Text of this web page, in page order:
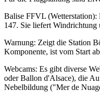
Balise FFVL
147. Sie liefert
Warnung: Zeigt die Station
Komponente, ist vom Start
Webcams: Es gibt diverse
oder Ballon d'Alsace), die
Nebelbildung ("Mer de